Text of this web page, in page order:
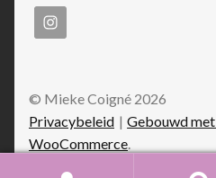
© Mieke Coigné 2026
Privacybeleid
Gebouwd
WooCommerce